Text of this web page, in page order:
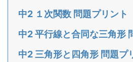
中2 １次関数 問題プリント
中2 平行線と合同な三角形
中2 三角形と四角形 問題プ